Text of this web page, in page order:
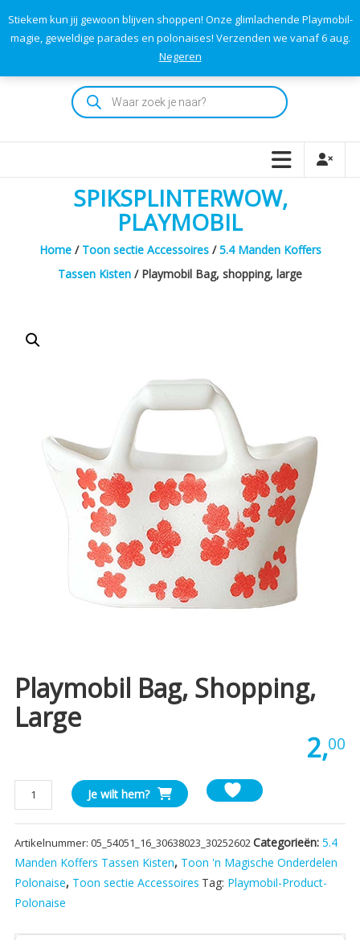
Stiekem kun jij gewoon blijven shoppen! Onze glimlachende Playmobil-
magie, geweldige parades en polonaises! Verzenden we vanaf 6 aug.
Negeren
content
Playmodok
Tweedehands
dromen
voor
iedereen
TOTAAL
Producten
zoeken
SPIKSPLINTERWOW,
PLAYMOBIL
Home/ Toon sectie Accessoires/5.4 Manden Koffers
Tassen Kisten / Playmobil Bag, shopping, large
Playmobil Bag, Shopping,
Large
2,00
Playmobil
Bag,
shopping,
large
aantal
Je wilt hem?
Artikelnummer: 05_54051_16_30638023_30252602Categorieën: 5.4
Manden Koffers Tassen Kisten, Toon 'n Magische Onderdelen
Polonaise, Toon sectie Accessoires Tag: Playmobil-Product-
Polonaise